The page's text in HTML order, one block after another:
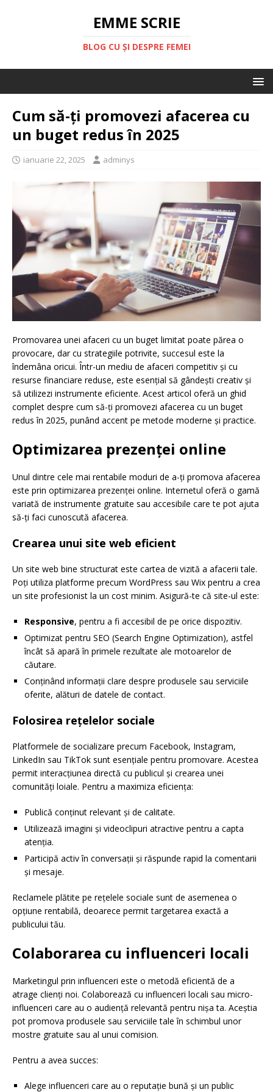
EMME SCRIE
BLOG CU ȘI DESPRE FEMEI
Cum să-ți promovezi afacerea cu
un buget redus în 2025
ianuarie 22, 2025 adminys
Promovarea unei afaceri cu un buget limitat poate părea o
provocare, dar cu strategiile potrivite, succesul este la
îndemâna oricui. Într-un mediu de afaceri competitiv și cu
resurse financiare reduse, este esențial să gândești creativ și
să utilizezi instrumente eficiente. Acest articol oferă un ghid
complet despre cum să-ți promovezi afacerea cu un buget
redus în 2025, punând accent pe metode moderne și practice.
Optimizarea prezenței online
Unul dintre cele mai rentabile moduri de a-ți promova afacerea
este prin optimizarea prezenței online. Internetul oferă o gamă
variată de instrumente gratuite sau accesibile care te pot ajuta
să-ți faci cunoscută afacerea.
Crearea unui site web eficient
Un site web bine structurat este cartea de vizită a afacerii tale.
Poți utiliza platforme precum WordPress sau Wix pentru a crea
un site profesionist la un cost minim. Asigură-te că site-ul este:
Responsive, pentru a fi accesibil de pe orice dispozitiv.
Optimizat pentru SEO (Search Engine Optimization), astfel
încât să apară în primele rezultate ale motoarelor de
căutare.
Conținând informații clare despre produsele sau serviciile
oferite, alături de datele de contact.
Folosirea rețelelor sociale
Platformele de socializare precum Facebook, Instagram,
LinkedIn sau TikTok sunt esențiale pentru promovare. Acestea
permit interacțiunea directă cu publicul și crearea unei
comunități loiale. Pentru a maximiza eficiența:
Publică conținut relevant și de calitate.
Utilizează imagini și videoclipuri atractive pentru a capta
atenția.
Participă activ în conversații și răspunde rapid la comentarii
și mesaje.
Reclamele plătite pe rețelele sociale sunt de asemenea o
opțiune rentabilă, deoarece permit targetarea exactă a
publicului tău.
Colaborarea cu influenceri locali
Marketingul prin influenceri este o metodă eficientă de a
atrage clienți noi. Colaborează cu influenceri locali sau micro-
influenceri care au o audiență relevantă pentru nișa ta. Aceștia
pot promova produsele sau serviciile tale în schimbul unor
mostre gratuite sau al unui comision.
Pentru a avea succes:
Alege influenceri care au o reputație bună și un public